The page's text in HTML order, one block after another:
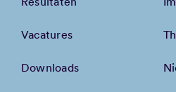
Vacatures
Downloads